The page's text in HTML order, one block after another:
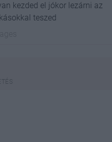
kezded el jókor lezárni az
teszed